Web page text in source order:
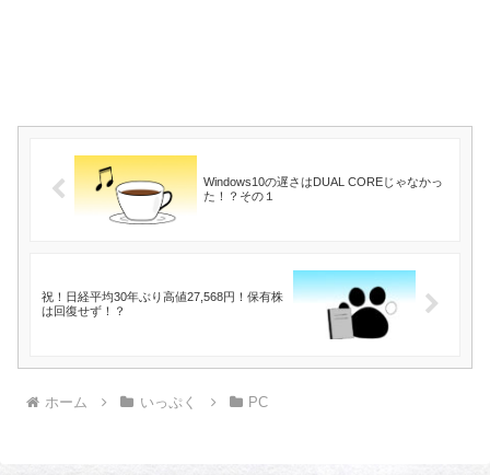
Windows10の遅さはDUAL COREじゃなかっ
た！？その１
祝！日経平均30年ぶり高値27,568円！保有株
は回復せず！？
ホーム いっぷく PC